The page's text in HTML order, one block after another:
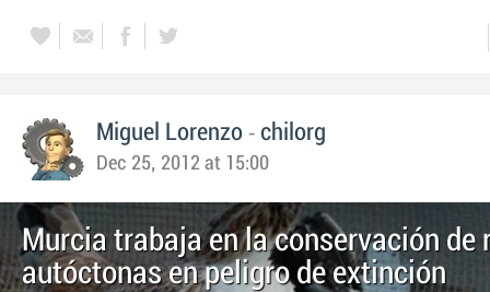
Miguel Lorenzo - chilorg
Dec 25, 2012 at 15:00
Murcia trabaja en la conservación de
autóctonas en peligro de extinción